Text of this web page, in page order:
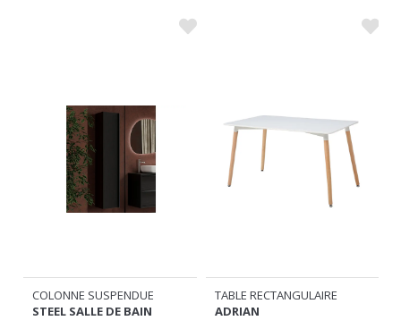
COLONNE SUSPENDUE
STEEL SALLE DE BAIN
TABLE RECTANGULAIRE
ADRIAN